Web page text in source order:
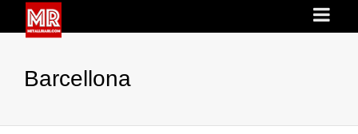
Barcellona